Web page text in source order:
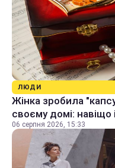
ЛЮДИ
Жінка зробила
своєму домі:
06 серпня 2026, 15:33